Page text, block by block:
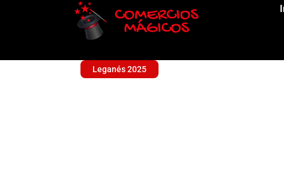
Leganés 2025